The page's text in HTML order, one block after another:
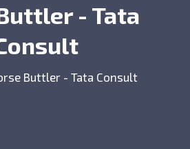
- Tata
Buttler - Tata Consult